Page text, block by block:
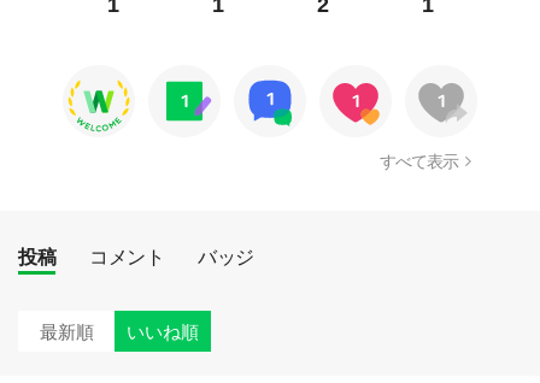
1 1 2 1
すべて表示
投稿 コメント バッジ
最新順 いいね順